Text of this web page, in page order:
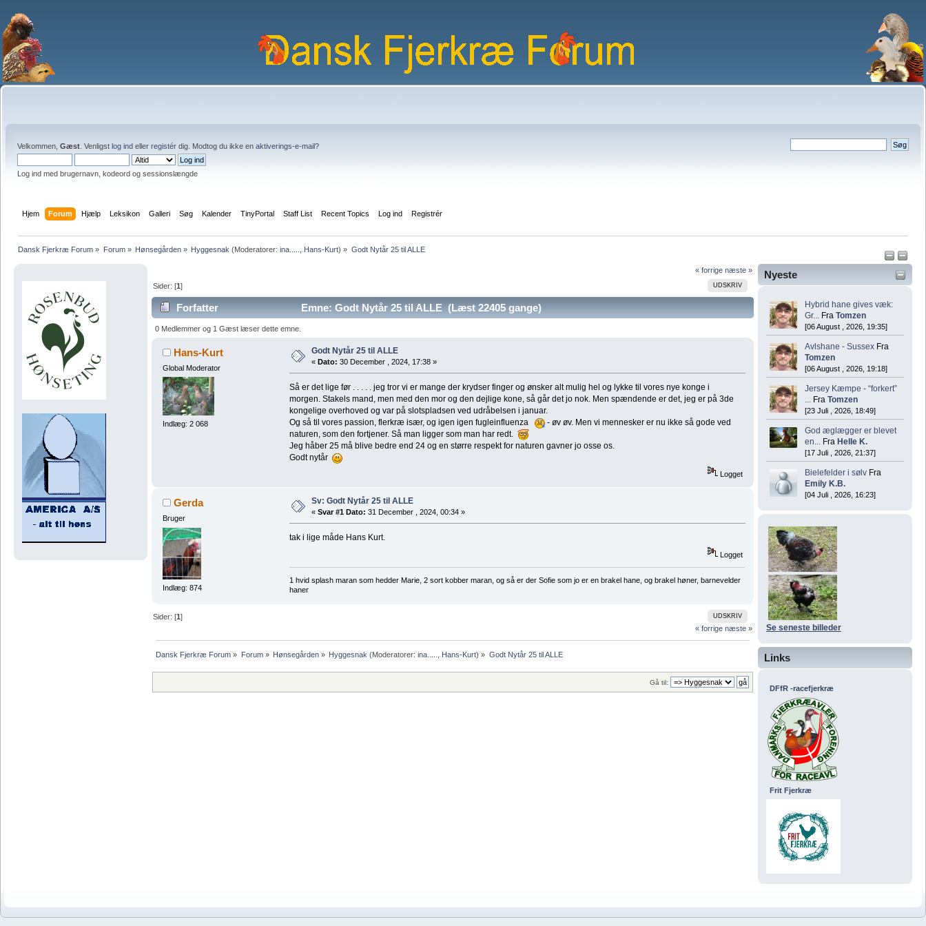
Velkommen, Gæst . Venligst log ind eller registér dig. Modtog du ikke en aktiverings-e-mail?
Log ind med brugernavn, kodeord og sessionslængde
Hjem Forum Hjælp Leksikon Galleri Søg Kalender TinyPortal Staff List Recent Topics Log ind Registrér
Dansk Fjerkræ Forum » Forum» Hønsegården» Hyggesnak (Moderatorer:ina..... Hans-Kurt) » Godt Nytår 25 til ALLE
Nyeste
Hybrid hane gives væk:
Gr... Fra Tomzen
[06 August , 2026, 19:35]
Avlshane - Sussex Fra
Tomzen
[06 August , 2026, 19:18]
Jersey Kæmpe - “forkert”
... Fra Tomzen
[23 Juli , 2026, 18:49]
God æglægger er blevet
en... Fra Helle K.
[17 Juli , 2026, 21:37]
Bielefelder i sølv Fra
Emily K.B.
[04 Juli , 2026, 16:23]
Se seneste billeder
Links
DFfR -racefjerkræ
Frit Fjerkræ
« forrige næste »
UDSKRIV
Sider: [1]
Forfatter Emne: Godt Nytår 25 til ALLE (Læst 22405 gange)
0 Medlemmer og 1 Gæst læser dette emne.
Hans-Kurt
Global Moderator
Indlæg: 2 068
Godt Nytår 25 til ALLE
« Dato: 30 December , 2024, 17:38 »
Så er det lige før . . . . . jeg tror vi er mange der krydser finger og ønsker alt mulig hel og lykke til vores nye konge i
morgen. Stakels mand, men med den mor og den dejlige kone, så går det jo nok. Men spændende er det, jeg er på 3de
kongelige overhoved og var på slotspladsen ved udråbelsen i januar.
Og så til vores passion, flerkræ især, og igen igen fugleinfluenza
- øv øv. Men vi mennesker er nu ikke så gode ved
naturen, som den fortjener. Så man ligger som man har redt.
Jeg håber 25 må blive bedre end 24 og en større respekt for naturen gavner jo osse os.
Godt nytår
Logget
Gerda
Bruger
Indlæg: 874
Sv: Godt Nytår 25 til ALLE
« Svar #1 Dato: 31 December , 2024, 00:34 »
tak i lige måde Hans Kurt.
Logget
1 hvid splash maran som hedder Marie, 2 sort kobber maran, og så er der Sofie som jo er en brakel hane, og brakel høner, barnevelder
haner
UDSKRIV
Sider: [1]
« forrige næste »
Dansk Fjerkræ Forum » Forum» Hønsegården» Hyggesnak (Moderatorer:ina..... Hans-Kurt) » Godt Nytår 25 til ALLE
Gå til: